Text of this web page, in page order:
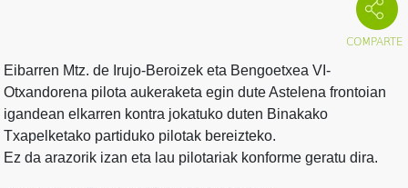
Eibarren Mtz. de Irujo-Beroizek eta Bengoetxea VI-
Otxandorena pilota aukeraketa egin dute Astelena frontoian
igandean elkarren kontra jokatuko duten Binakako
Txapelketako partiduko pilotak bereizteko.
Ez da arazorik izan eta lau pilotariak konforme geratu dira.